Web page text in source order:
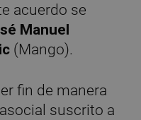
acuerdo se
Manuel
(Mango).
fin de manera
suscrito a